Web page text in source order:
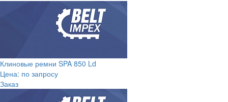
Клиновые ремни SPA 850 Ld
Цена: по запросу
Заказ